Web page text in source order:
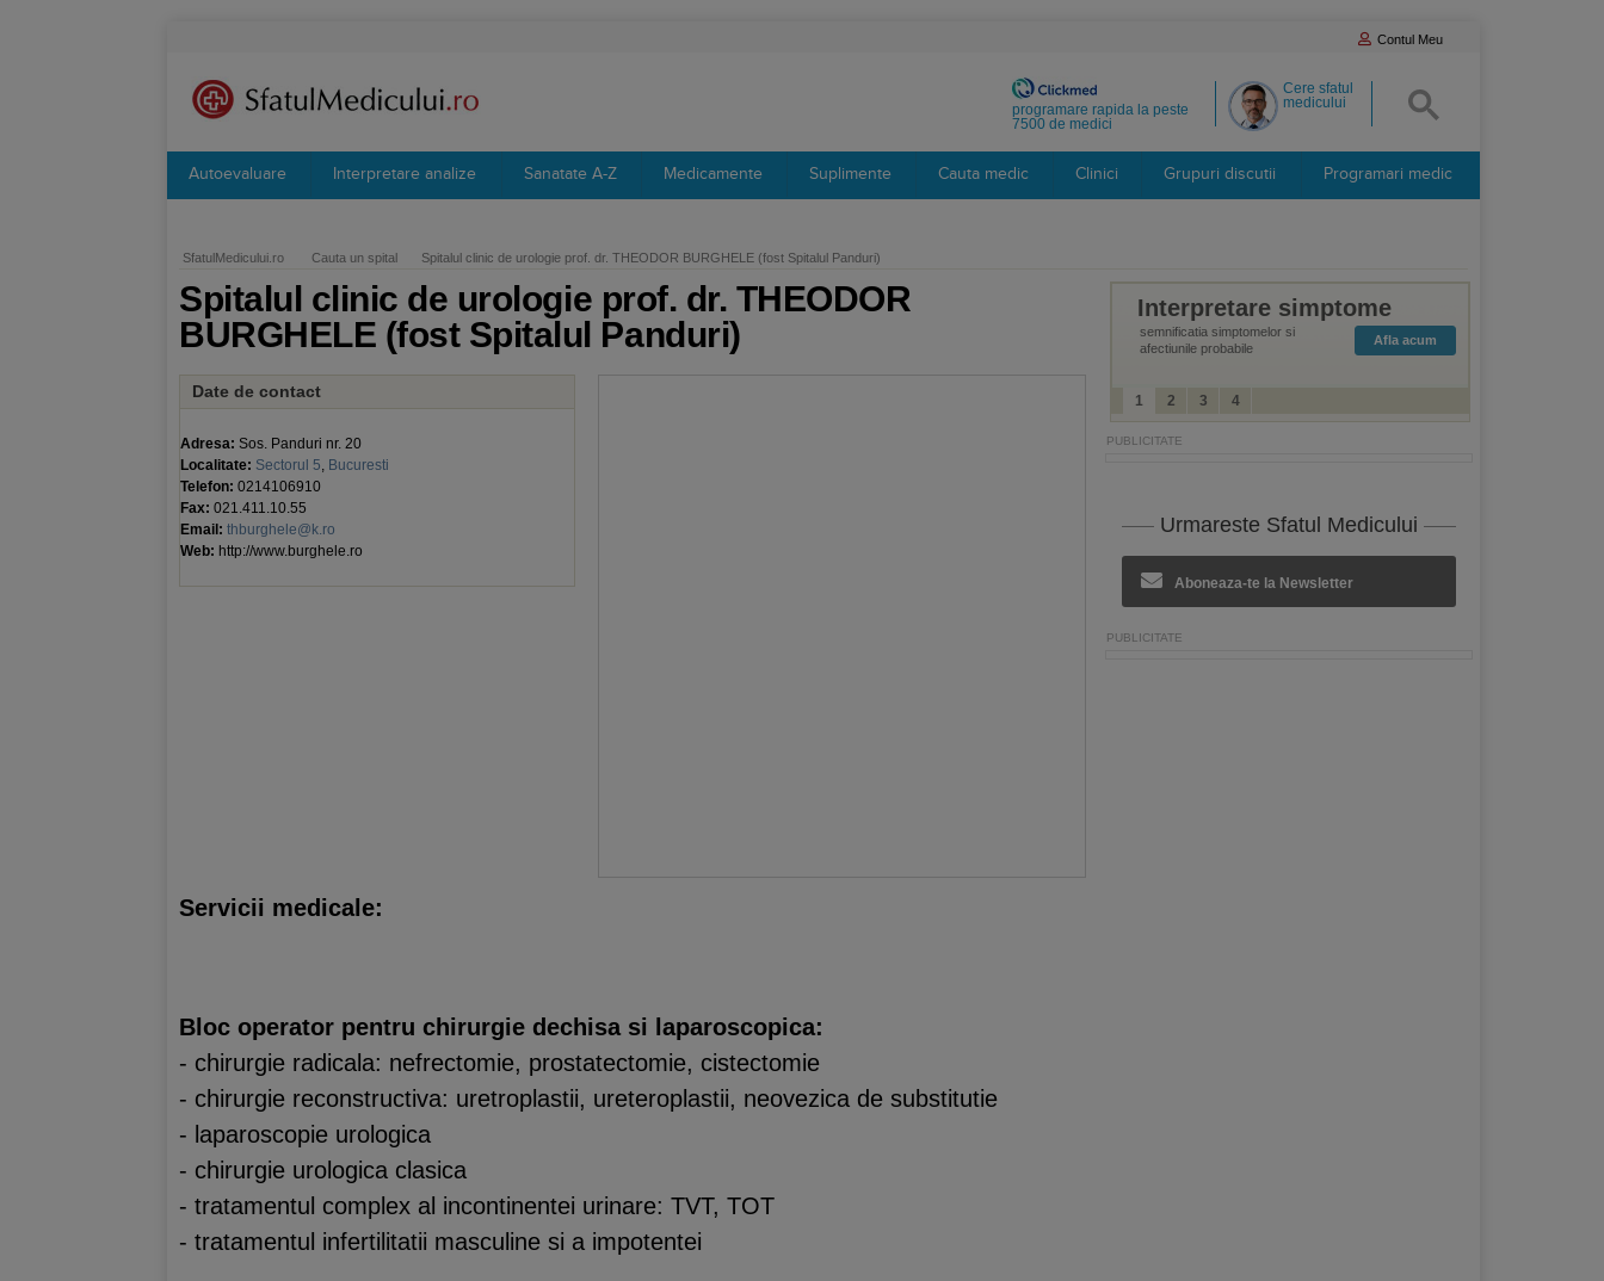
Contul Meu
Cere sfatul
medicului
programare rapida la peste
7500 de medici
Autoevaluare Interpretare analize Sanatate A-Z Medicamente Suplimente Cauta medic Clinici Grupuri discutii Programari medic
SfatulMedicului.ro Cauta un spital Spitalul clinic de urologie prof. dr. THEODOR BURGHELE (fost Spitalul Panduri)
Spitalul clinic de urologie prof. dr. THEODOR
BURGHELE (fost Spitalul Panduri)
Date de contact
Adresa: Sos. Panduri nr. 20
Localitate: Sectorul 5, Bucuresti
Telefon: 0214106910
Fax: 021.411.10.55
Email: thburghele@k.ro
Web: http://www.burghele.ro
Servicii medicale:
Bloc operator pentru chirurgie dechisa si laparoscopica:
- chirurgie radicala: nefrectomie, prostatectomie, cistectomie
- chirurgie reconstructiva: uretroplastii, ureteroplastii, neovezica de substitutie
- laparoscopie urologica
- chirurgie urologica clasica
- tratamentul complex al incontinentei urinare: TVT, TOT
- tratamentul infertilitatii masculine si a impotentei
Interpretare simptome
semnificatia simptomelor si
afectiunile probabile
Afla acum
1 2 3 4
Urmareste Sfatul Medicului
Aboneaza-te la Newsletter